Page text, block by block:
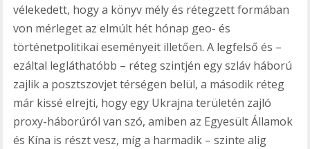
vélekedett, hogy a könyv mély és rétegzett formában
von mérleget az elmúlt hét hónap geo- és
történetpolitikai eseményeit illetően. A legfelső és –
ezáltal legláthatóbb – réteg szintjén egy szláv háború
zajlik a posztszovjet térségen belül, a második réteg
már kissé elrejti, hogy egy Ukrajna területén zajló
proxy-háborúról van szó, amiben az Egyesült Államok
és Kína is részt vesz, míg a harmadik – szinte alig